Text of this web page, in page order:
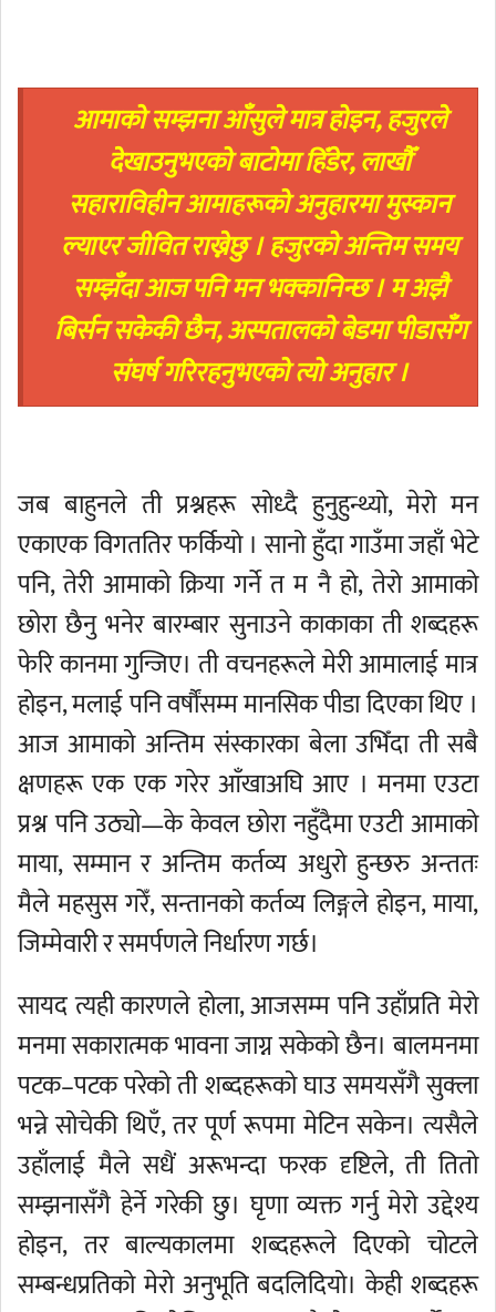
आमाको सम्झना आँसुले मात्र होइन, हजुरले
देखाउनुभएको बाटोमा हिँडेर, लाखौँ
सहाराविहीन आमाहरूको अनुहारमा मुस्कान
ल्याएर जीवित राख्नेछु । हजुरको अन्तिम समय
सम्झँदा आज पनि मन भक्कानिन्छ । म अझै
बिर्सन सकेकी छैन, अस्पतालको बेडमा पीडासँग
संघर्ष गरिरहनुभएको त्यो अनुहार ।
जब बाहुनले ती प्रश्नहरू सोध्दै हुनुहुन्थ्यो, मेरो मन
एकाएक विगततिर फर्कियो । सानो हुँदा गाउँमा जहाँ भेटे
पनि, तेरी आमाको क्रिया गर्ने त म नै हो, तेरो आमाको
छोरा छैनु भनेर बारम्बार सुनाउने काकाका ती शब्दहरू
फेरि कानमा गुन्जिए। ती वचनहरूले मेरी आमालाई मात्र
होइन, मलाई पनि वर्षौंसम्म मानसिक पीडा दिएका थिए ।
आज आमाको अन्तिम संस्कारका बेला उभिँदा ती सबै
क्षणहरू एक एक गरेर आँखाअघि आए । मनमा एउटा
प्रश्न पनि उठ्यो—के केवल छोरा नहुँदैमा एउटी आमाको
माया, सम्मान र अन्तिम कर्तव्य अधुरो हुन्छरु अन्ततः
मैले महसुस गरेँ, सन्तानको कर्तव्य लिङ्गले होइन, माया,
जिम्मेवारी र समर्पणले निर्धारण गर्छ।
सायद त्यही कारणले होला, आजसम्म पनि उहाँप्रति मेरो
मनमा सकारात्मक भावना जाग्न सकेको छैन। बालमनमा
पटक–पटक परेको ती शब्दहरूको घाउ समयसँगै सुक्ला
भन्ने सोचेकी थिएँ, तर पूर्ण रूपमा मेटिन सकेन। त्यसैले
उहाँलाई मैले सधैं अरूभन्दा फरक दृष्टिले, ती तितो
सम्झनासँगै हेर्ने गरेकी छु। घृणा व्यक्त गर्नु मेरो उद्देश्य
होइन, तर बाल्यकालमा शब्दहरूले दिएको चोटले
सम्बन्धप्रतिको मेरो अनुभूति बदलिदियो। केही शब्दहरू